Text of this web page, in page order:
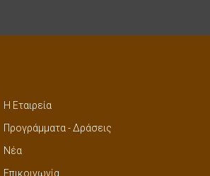
Η Εταιρεία
Προγράμματα - Δράσεις
Νέα
Επικοινωνία